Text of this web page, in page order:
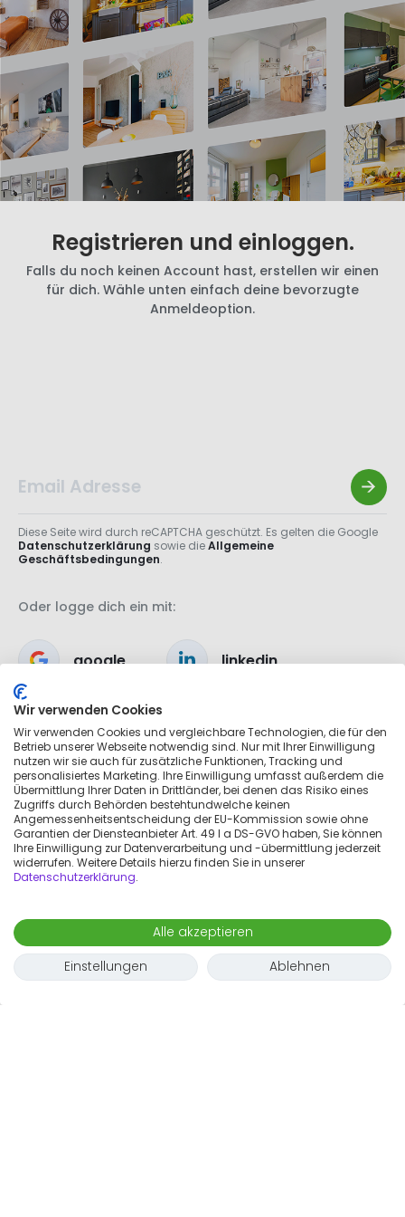
Registrieren und einloggen.
Falls du noch keinen Account hast, erstellen wir einen
für dich. Wähle unten einfach deine bevorzugte
Anmeldeoption.
Diese Seite wird durch reCAPTCHA geschützt. Es gelten die Google
Datenschutzerklärung sowie dieAllgemeine
Geschäftsbedingungen.
Oder logge dich ein mit:
google linkedin
apple
Wir verwenden Cookies
Wir verwenden Cookies und vergleichbare Technologien, die für den
Betrieb unserer Webseite notwendig sind. Nur mit Ihrer Einwilligung
nutzen wir sie auch für zusätzliche Funktionen, Tracking und
personalisiertes Marketing. Ihre Einwilligung umfasst außerdem die
Übermittlung Ihrer Daten in Drittländer, bei denen das Risiko eines
Zugriffs durch Behörden bestehtundwelche keinen
Angemessenheitsentscheidung der EU-Kommission sowie ohne
Garantien der Diensteanbieter Art. 49 I a DS-GVO haben, Sie können
Ihre Einwilligung zur Datenverarbeitung und -übermittlung jederzeit
widerrufen. Weitere Details hierzu finden Sie in unserer
Datenschutzerklärung.
Alle akzeptieren
Einstellungen
Ablehnen